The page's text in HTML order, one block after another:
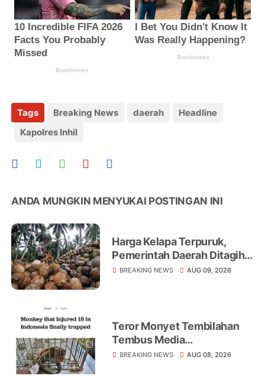
Tags Breaking News daerah
Headline
Kapolres Inhil
ANDA MUNGKIN MENYUKAI POSTINGAN INI
Harga Kelapa Terpuruk,
Pemerintah Daerah Ditagih
Realisasikan Program
BREAKING NEWS AUG 09, 2026
Teror Monyet Tembilahan
Tembus Media
Internasional, AFP Soroti 18
BREAKING NEWS AUG 08, 2026